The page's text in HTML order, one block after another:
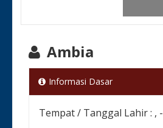
Ambia
Informasi Dasar
Tempat / Tanggal Lahir : , -